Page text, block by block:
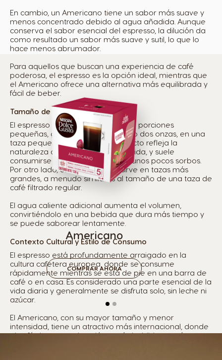
En cambio, un Americano tiene un sabor más suave y
menos concentrado debido al agua añadida. Aunque
conserva el sabor esencial del espresso, la dilución da
como resultado un sabor más suave y sutil, lo que lo
hace menos abrumador.
Para aquellos que buscan una experiencia de café
poderosa, el espresso es la opción ideal, mientras que
el Americano ofrece una alternativa más equilibrada y
fácil de beber.
Tamaño de la Porción
El espresso se sirve típicamente en porciones
pequeñas, generalmente de una o dos onzas, en una
taza pequeña. Su tamaño compacto refleja la
naturaleza concentrada de la bebida, y suele
consumirse rápidamente en solo unos pocos sorbos.
Por otro lado, el Americano se sirve en tazas más
grandes, a menudo similares al tamaño de una taza de
café filtrado regular.
El agua caliente adicional aumenta el volumen,
convirtiéndolo en una bebida que dura más tiempo y
se puede saborear lentamente.
Contexto Cultural y Estilo de Consumo
El espresso está profundamente arraigado en la
cultura cafetera europea, donde se consume
rápidamente mientras se está de pie en una barra de
café o en casa. Es considerado una parte esencial de la
vida diaria y generalmente se disfruta solo, sin leche ni
azúcar.
El Americano, con su mayor tamaño y menor
intensidad, tiene un atractivo más internacional, donde
el café de mayor duración y más bebible es más
Americano
COMPRAR AHORA